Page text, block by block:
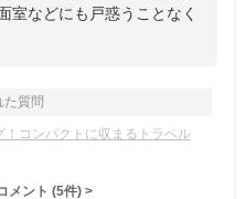
室などにも戸惑うことなく
た質問
コンパクトに収まるトラベル
メント (5件) >